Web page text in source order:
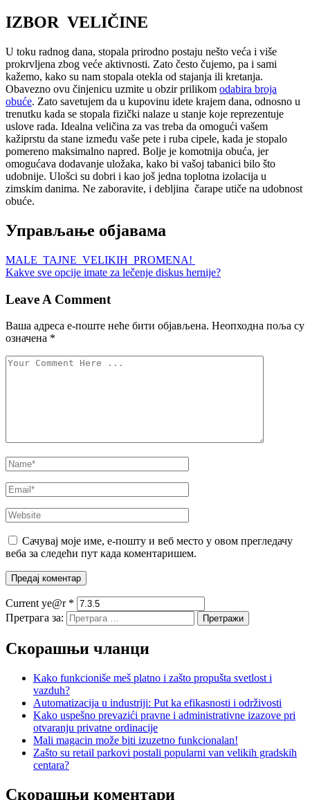
IZBOR VELIČINE
U toku radnog dana, stopala prirodno postaju nešto veća i više
prokrvljena zbog veće aktivnosti. Zato često čujemo, pa i sami
kažemo, kako su nam stopala otekla od stajanja ili kretanja.
Obavezno ovu činjenicu uzmite u obzir prilikom odabira broja
obuće. Zato savetujem da u kupovinu idete krajem dana, odnosno u
trenutku kada se stopala fizički nalaze u stanje koje reprezentuje
uslove rada. Idealna veličina za vas treba da omogući vašem
kažiprstu da stane između vaše pete i ruba cipele, kada je stopalo
pomereno maksimalno napred. Bolje je komotnija obuća, jer
omogućava dodavanje uložaka, kako bi vašoj tabanici bilo što
udobnije. Ulošci su dobri i kao još jedna toplotna izolacija u
zimskim danima. Ne zaboravite, i debljina čarape utiče na udobnost
obuće.
Управљање објавама
MALE TAJNE VELIKIH PROMENA!
Kakve sve opcije imate za lečenje diskus hernije?
Leave A Comment
Ваша адреса е-поште неће бити објављена. Неопходна поља су
означена *
Сачувај моје име, е-пошту и веб место у овом прегледачу
веба за следећи пут када коментаришем.
Current ye@r *
Претрага за:
Скорашњи чланци
Kako funkcioniše meš platno i zašto propušta svetlost i
vazduh?
Automatizacija u industriji: Put ka efikasnosti i održivosti
Kako uspešno prevazići pravne i administrativne izazove pri
otvaranju privatne ordinacije
Mali magacin može biti izuzetno funkcionalan!
Zašto su retail parkovi postali popularni van velikih gradskih
centara?
Скорашњи коментари